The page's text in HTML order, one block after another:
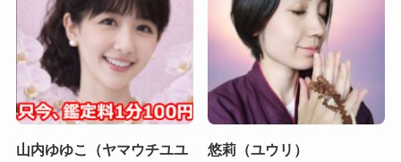
山内ゆゆこ（ヤマウチユユ
悠莉（ユウリ）